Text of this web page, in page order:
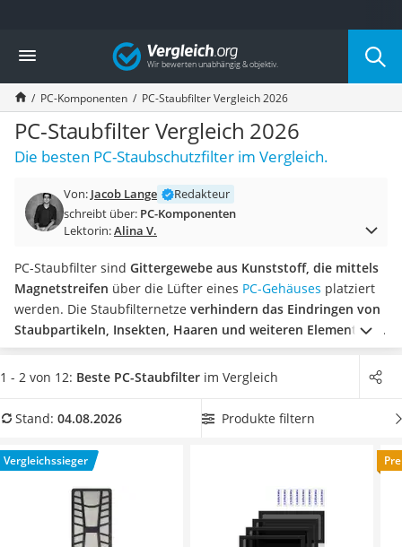
Die beliebtesten Vergleiche nach Kategorie
Elektronik
Powerstation
Monitor 32 Zoll 4K
Fernseher
Drucker
Desktop-PC
Diascanner
Laser-Multifunktionsdrucker
Powerstation mit Solarpanel
Gaming-PC
Soundbar
17-Zoll-Laptop
Satellitenschüssel
Gaming-Headset
Tablets unter 200 Euro
Lichtwecker
Acer Aspire
Vergleich
PC-Komponenten PC-Staubfilter Vergleich 2026
PC-Staubfilter Vergleich 2026
Die besten PC-Staubschutzfilter im Vergleich.
Von: Jacob Lange
Redakteur
schreibt über: PC-Komponenten
Lektorin:Alina V.
PC-Staubfilter sind Gittergewebe aus Kunststoff, die mittels
Magnetstreifen über die Lüfter eines PC-Gehäuses platziert
werden. Die Staubfilternetze verhindern das Eindringen von
Staubpartikeln, Insekten, Haaren und weiteren Elementen in
das Innere des Gehäuses, um die Bauteile vor Schäden zu
schützen. Laut Online-Testssind derartige Staubschutzfilter
Wählen Sie jetzt ein Modell aus unserer Vergleichstabelle,
besonders das Modell
Eigenschaften.
1 - 2 von 12: Beste PC-Staubfilter im Vergleich
Stand: 04.08.2026 Produkte filtern
Vergleichssieger